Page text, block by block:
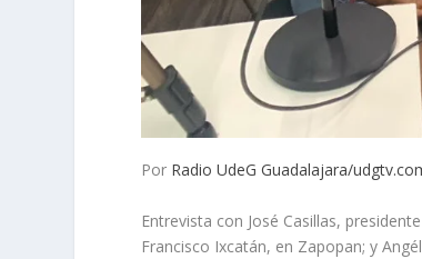
Por Radio UdeG Guadalajara/
Entrevista con José Casillas,
Francisco Ixcatán, en Zapopan; y